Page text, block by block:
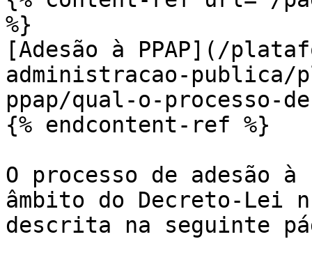
%}
[Adesão à PPAP](/
administracao-publica/
ppap/qual-o-processo-
{% endcontent-ref %}
O processo de adesão
âmbito do Decreto-Lei
descrita na seguinte